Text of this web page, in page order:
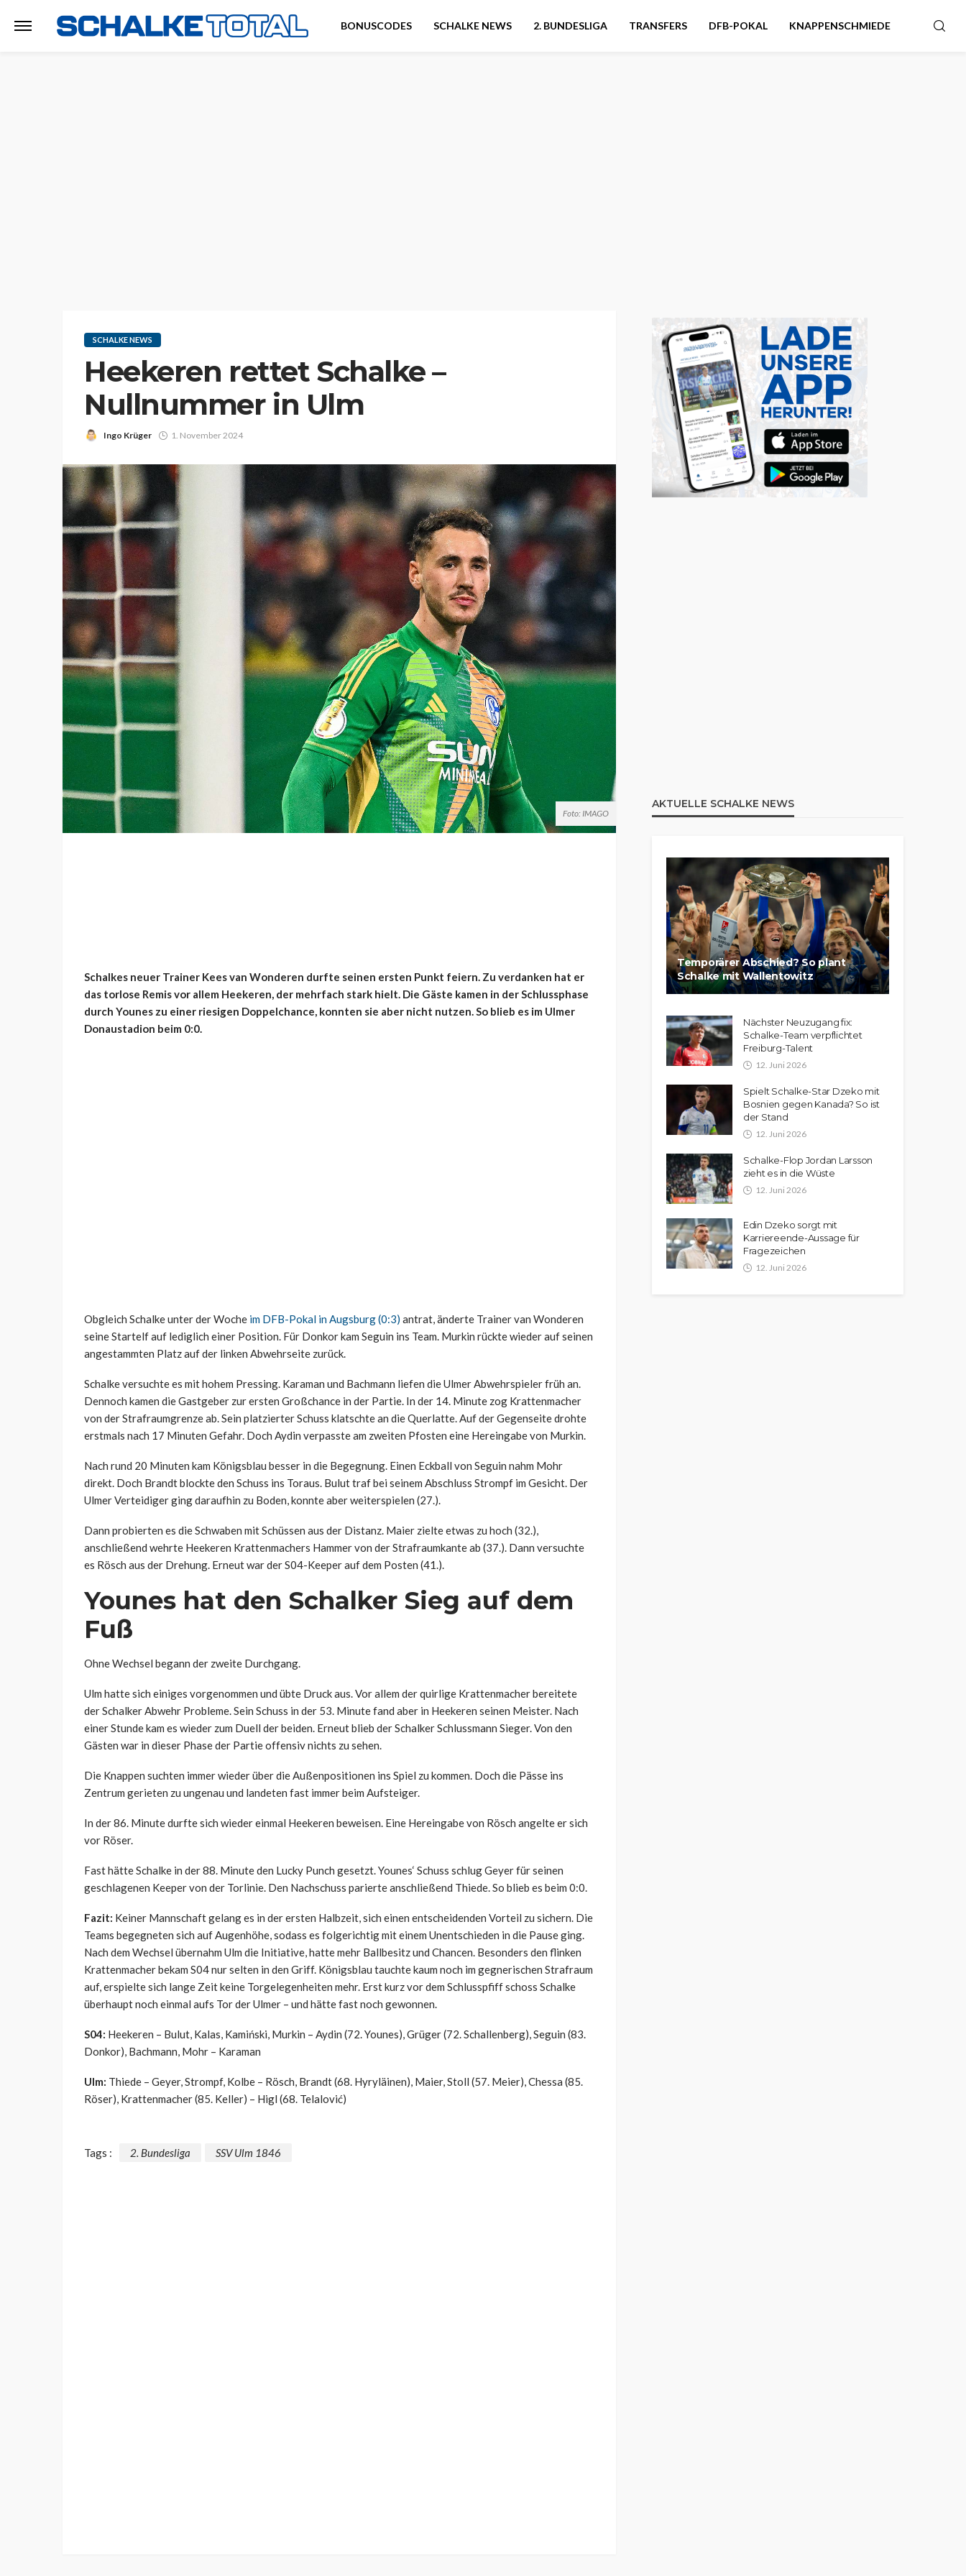
BONUSCODES SCHALKE NEWS 2. BUNDESLIGA TRANSFERS DFB-POKAL KNAPPENSCHMIEDE
SCHALKE NEWS
Heekeren rettet Schalke –
Nullnummer in Ulm
Ingo Krüger 1. November 2024
Foto: IMAGO
Schalkes neuer Trainer Kees van Wonderen durfte seinen ersten Punkt feiern. Zu verdanken hat er
das torlose Remis vor allem Heekeren, der mehrfach stark hielt. Die Gäste kamen in der Schlussphase
durch Younes zu einer riesigen Doppelchance, konnten sie aber nicht nutzen. So blieb es im Ulmer
Donaustadion beim 0:0.
Obgleich Schalke unter der Woche im DFB-Pokal in Augsburg (0:3) antrat, änderte Trainer van Wonderen
seine Startelf auf lediglich einer Position. Für Donkor kam Seguin ins Team. Murkin rückte wieder auf seinen
angestammten Platz auf der linken Abwehrseite zurück.
Schalke versuchte es mit hohem Pressing. Karaman und Bachmann liefen die Ulmer Abwehrspieler früh an.
Dennoch kamen die Gastgeber zur ersten Großchance in der Partie. In der 14. Minute zog Krattenmacher
von der Strafraumgrenze ab. Sein platzierter Schuss klatschte an die Querlatte. Auf der Gegenseite drohte
erstmals nach 17 Minuten Gefahr. Doch Aydin verpasste am zweiten Pfosten eine Hereingabe von Murkin.
Nach rund 20 Minuten kam Königsblau besser in die Begegnung. Einen Eckball von Seguin nahm Mohr
direkt. Doch Brandt blockte den Schuss ins Toraus. Bulut traf bei seinem Abschluss Strompf im Gesicht. Der
Ulmer Verteidiger ging daraufhin zu Boden, konnte aber weiterspielen (27.).
Dann probierten es die Schwaben mit Schüssen aus der Distanz. Maier zielte etwas zu hoch (32.),
anschließend wehrte Heekeren Krattenmachers Hammer von der Strafraumkante ab (37.). Dann versuchte
es Rösch aus der Drehung. Erneut war der S04-Keeper auf dem Posten (41.).
Younes hat den Schalker Sieg auf dem
Fuß
Ohne Wechsel begann der zweite Durchgang.
Ulm hatte sich einiges vorgenommen und übte Druck aus. Vor allem der quirlige Krattenmacher bereitete
der Schalker Abwehr Probleme. Sein Schuss in der 53. Minute fand aber in Heekeren seinen Meister. Nach
einer Stunde kam es wieder zum Duell der beiden. Erneut blieb der Schalker Schlussmann Sieger. Von den
Gästen war in dieser Phase der Partie offensiv nichts zu sehen.
Die Knappen suchten immer wieder über die Außenpositionen ins Spiel zu kommen. Doch die Pässe ins
Zentrum gerieten zu ungenau und landeten fast immer beim Aufsteiger.
In der 86. Minute durfte sich wieder einmal Heekeren beweisen. Eine Hereingabe von Rösch angelte er sich
vor Röser.
Fast hätte Schalke in der 88. Minute den Lucky Punch gesetzt. Younes‘ Schuss schlug Geyer für seinen
geschlagenen Keeper von der Torlinie. Den Nachschuss parierte anschließend Thiede. So blieb es beim 0:0.
Fazit: Keiner Mannschaft gelang es in der ersten Halbzeit, sich einen entscheidenden Vorteil zu sichern. Die
Teams begegneten sich auf Augenhöhe, sodass es folgerichtig mit einem Unentschieden in die Pause ging.
Nach dem Wechsel übernahm Ulm die Initiative, hatte mehr Ballbesitz und Chancen. Besonders den flinken
Krattenmacher bekam S04 nur selten in den Griff. Königsblau tauchte kaum noch im gegnerischen Strafraum
auf, erspielte sich lange Zeit keine Torgelegenheiten mehr. Erst kurz vor dem Schlusspfiff schoss Schalke
überhaupt noch einmal aufs Tor der Ulmer – und hätte fast noch gewonnen.
S04: Heekeren – Bulut, Kalas, Kamiński, Murkin – Aydin (72. Younes), Grüger (72. Schallenberg), Seguin (83.
Donkor), Bachmann, Mohr – Karaman
Ulm: Thiede – Geyer, Strompf, Kolbe – Rösch, Brandt (68. Hyryläinen), Maier, Stoll (57. Meier), Chessa (85.
Röser), Krattenmacher (85. Keller) – Higl (68. Telalović)
Tags : 2. Bundesliga SSV Ulm 1846
AKTUELLE SCHALKE NEWS
Temporärer Abschied? So plant
Schalke mit Wallentowitz
Nächster Neuzugang fix:
Schalke-Team verpflichtet
Freiburg-Talent
12. Juni 2026
Spielt Schalke-Star Dzeko mit
Bosnien gegen Kanada? So ist
der Stand
12. Juni 2026
Schalke-Flop Jordan Larsson
zieht es in die Wüste
12. Juni 2026
Edin Dzeko sorgt mit
Karriereende-Aussage für
Fragezeichen
12. Juni 2026